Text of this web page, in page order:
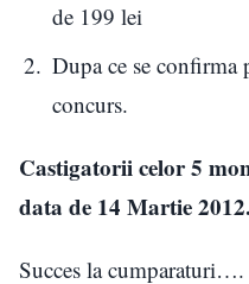
de 199 lei
Dupa ce se confirma
concurs.
Castigatorii celor 5
data de 14 Martie 2012.
Succes la cumparaturi….